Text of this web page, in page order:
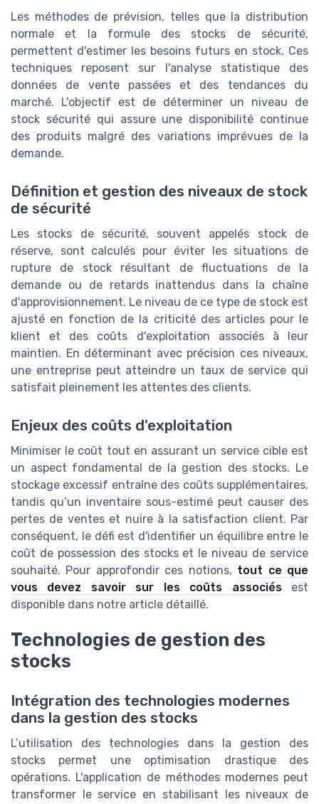
Les méthodes de prévision, telles que la distribution
normale et la formule des stocks de sécurité,
permettent d'estimer les besoins futurs en stock. Ces
techniques reposent sur l'analyse statistique des
données de vente passées et des tendances du
marché. L'objectif est de déterminer un niveau de
stock sécurité qui assure une disponibilité continue
des produits malgré des variations imprévues de la
demande.
Définition et gestion des niveaux de stock
de sécurité
Les stocks de sécurité, souvent appelés stock de
réserve, sont calculés pour éviter les situations de
rupture de stock résultant de fluctuations de la
demande ou de retards inattendus dans la chaîne
d'approvisionnement. Le niveau de ce type de stock est
ajusté en fonction de la criticité des articles pour le
klient et des coûts d'exploitation associés à leur
maintien. En déterminant avec précision ces niveaux,
une entreprise peut atteindre un taux de service qui
satisfait pleinement les attentes des clients.
Enjeux des coûts d'exploitation
Minimiser le coût tout en assurant un service cible est
un aspect fondamental de la gestion des stocks. Le
stockage excessif entraîne des coûts supplémentaires,
tandis qu’un inventaire sous-estimé peut causer des
pertes de ventes et nuire à la satisfaction client. Par
conséquent, le défi est d'identifier un équilibre entre le
coût de possession des stocks et le niveau de service
souhaité. Pour approfondir ces notions, tout ce que
vous devez savoir sur les coûts associésest
disponible dans notre article détaillé.
Technologies de gestion des
stocks
Intégration des technologies modernes
dans la gestion des stocks
L’utilisation des technologies dans la gestion des
stocks permet une optimisation drastique des
opérations. L'application de méthodes modernes peut
transformer le service en stabilisant les niveaux de